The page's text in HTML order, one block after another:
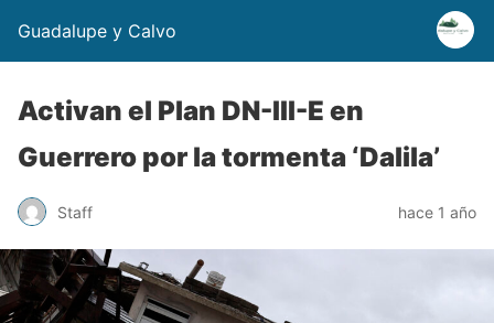
Guadalupe y Calvo
Activan el Plan DN-III-E en
Guerrero por la tormenta ‘Dalila’
Staff hace 1 año